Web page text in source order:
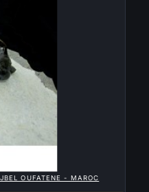
OUFATENE - MAROC